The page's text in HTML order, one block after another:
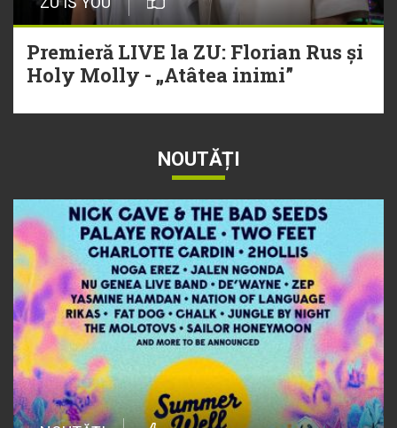
Premieră LIVE la ZU: Florian Rus și
Holy Molly - „Atâtea inimi”
NOUTĂȚI